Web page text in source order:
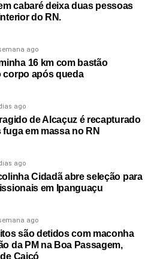
cabaré deixa duas pessoas
do RN.
ago
16 km com bastão
corpo após queda
ago
de Alcaçuz é recapturado
fuga em massa no RN
ago
Cidadã abre seleção para
em Ipanguaçu
ago
são detidos com maconha
da PM na Boa Passagem,
Caicó